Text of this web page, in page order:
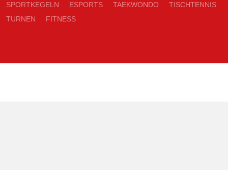
SPORTKEGELN
ESPORTS TAEKWONDO
TISCHTENNIS
TURNEN
FITNESS